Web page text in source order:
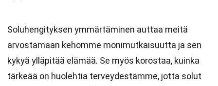
Soluhengityksen ymmärtäminen auttaa meitä
arvostamaan kehomme monimutkaisuutta ja sen
kykyä ylläpitää elämää. Se myös korostaa, kuinka
tärkeää on huolehtia terveydestämme, jotta solut